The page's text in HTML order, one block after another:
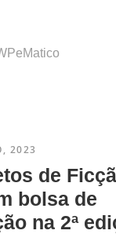
2023
de
bolsa de
na 2ª